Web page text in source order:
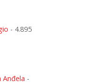
- 4.895
Anđela -